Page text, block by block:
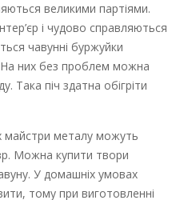
великими партіями.
і чудово справляються
чавунні буржуйки
них без проблем можна
Така піч здатна обігріти
майстри металу можуть
Можна купити твори
У домашніх умовах
тому при виготовленні